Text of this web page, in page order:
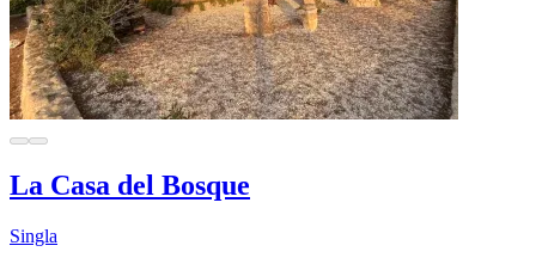
La Casa del Bosque
Singla